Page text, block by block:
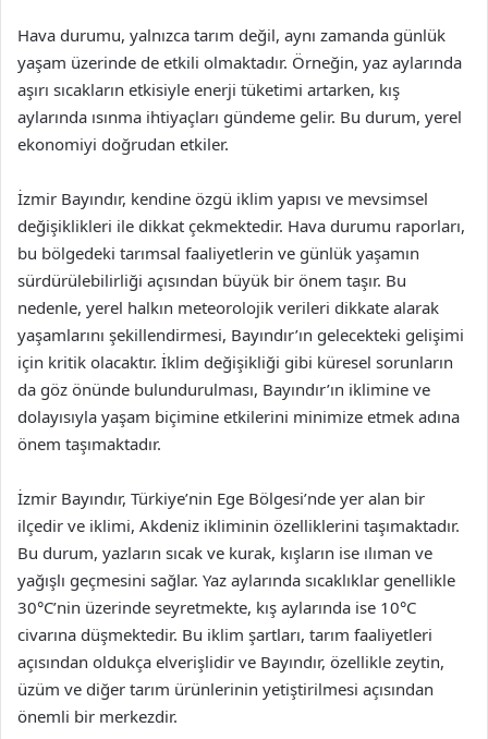
Hava durumu, yalnızca tarım değil, aynı zamanda günlük
yaşam üzerinde de etkili olmaktadır. Örneğin, yaz aylarında
aşırı sıcakların etkisiyle enerji tüketimi artarken, kış
aylarında ısınma ihtiyaçları gündeme gelir. Bu durum, yerel
ekonomiyi doğrudan etkiler.
İzmir Bayındır, kendine özgü iklim yapısı ve mevsimsel
değişiklikleri ile dikkat çekmektedir. Hava durumu raporları,
bu bölgedeki tarımsal faaliyetlerin ve günlük yaşamın
sürdürülebilirliği açısından büyük bir önem taşır. Bu
nedenle, yerel halkın meteorolojik verileri dikkate alarak
yaşamlarını şekillendirmesi, Bayındır’ın gelecekteki gelişimi
için kritik olacaktır. İklim değişikliği gibi küresel sorunların
da göz önünde bulundurulması, Bayındır’ın iklimine ve
dolayısıyla yaşam biçimine etkilerini minimize etmek adına
önem taşımaktadır.
İzmir Bayındır, Türkiye’nin Ege Bölgesi’nde yer alan bir
ilçedir ve iklimi, Akdeniz ikliminin özelliklerini taşımaktadır.
Bu durum, yazların sıcak ve kurak, kışların ise ılıman ve
yağışlı geçmesini sağlar. Yaz aylarında sıcaklıklar genellikle
30°C’nin üzerinde seyretmekte, kış aylarında ise 10°C
civarına düşmektedir. Bu iklim şartları, tarım faaliyetleri
açısından oldukça elverişlidir ve Bayındır, özellikle zeytin,
üzüm ve diğer tarım ürünlerinin yetiştirilmesi açısından
önemli bir merkezdir.